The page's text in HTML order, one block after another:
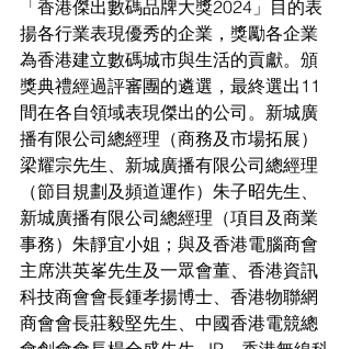
「香港傑出數碼品牌大獎2024」目的表
揚各行業表現優秀的企業，獎勵各企業
為香港建立數碼城市與生活的貢獻。頒
獎典禮經過評審團的遴選，最終選出11
間在各自領域表現傑出的公司。新城廣
播有限公司總經理（商務及市場拓展）
梁耀宗先生、新城廣播有限公司總經理
（節目規劃及頻道運作）朱子昭先生、
新城廣播有限公司總經理（項目及商業
事務）朱靜宜小姐；與及香港電腦商會
主席洪英峯先生及一眾會董、香港資訊
科技商會會長鍾孝揚博士、香港物聯網
商會會長莊毅堅先生、中國香港電競總